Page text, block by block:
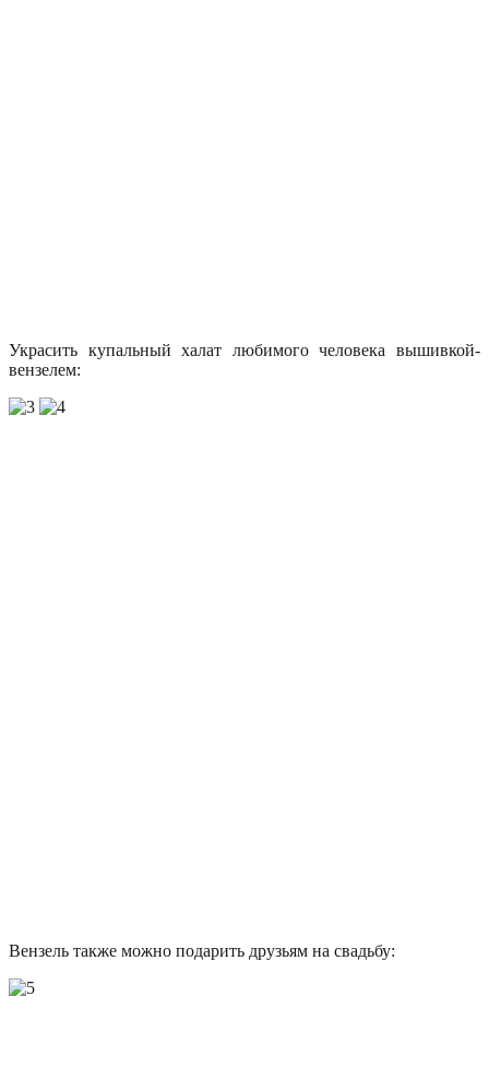
Украсить купальный халат любимого человека вышивкой-
вензелем:
Вензель также можно подарить друзьям на свадьбу: